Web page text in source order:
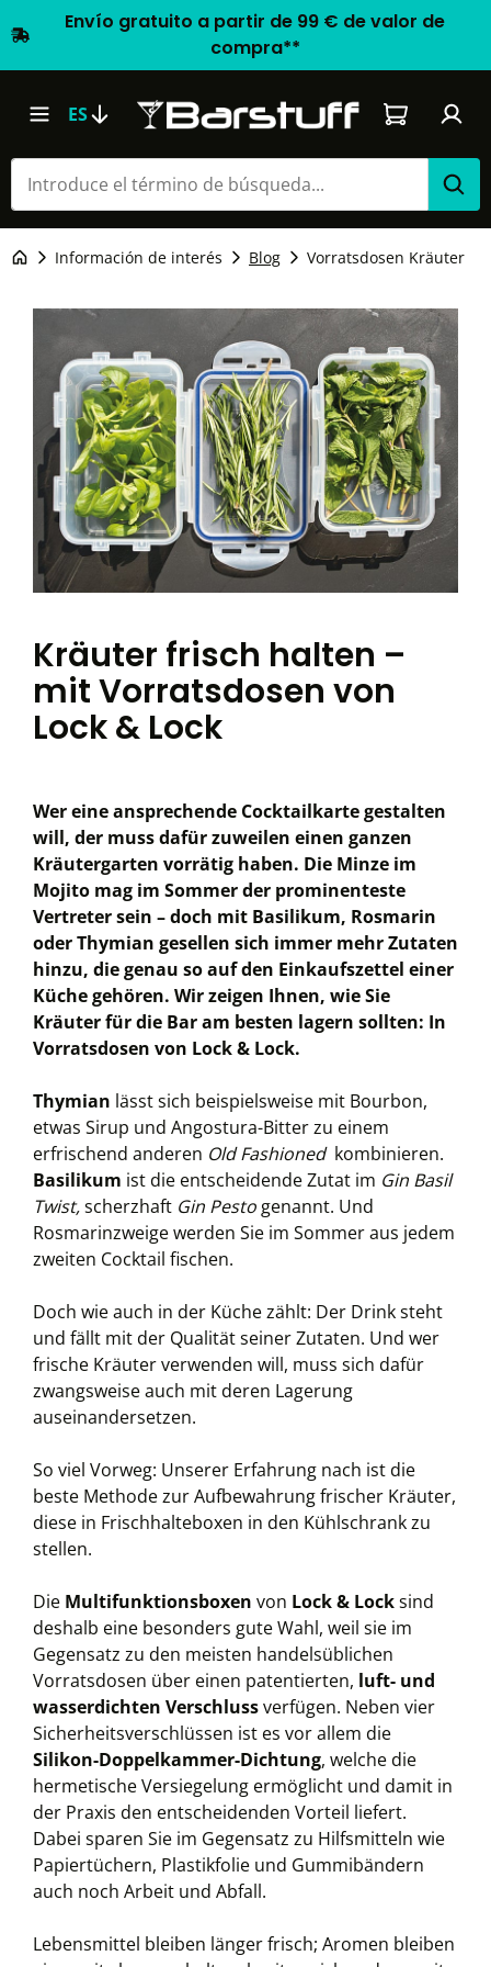
Envío gratuito a partir de 99 € de valor de
compra**
ES El carrito
Información de interés Blog Vorratsdosen Kräuter
Kräuter frisch halten –
mit Vorratsdosen von
Lock & Lock
Wer eine ansprechende Cocktailkarte gestalten
will, der muss dafür zuweilen einen ganzen
Kräutergarten vorrätig haben. Die Minze im
Mojito mag im Sommer der prominenteste
Vertreter sein – doch mit Basilikum, Rosmarin
oder Thymian gesellen sich immer mehr Zutaten
hinzu, die genau so auf den Einkaufszettel einer
Küche gehören. Wir zeigen Ihnen, wie Sie
Kräuter für die Bar am besten lagern sollten: In
Vorratsdosen von Lock & Lock.
Thymian lässt sich beispielsweise mit Bourbon,
etwas Sirup und Angostura-Bitter zu einem
erfrischend anderen Old Fashioned kombinieren.
Basilikum ist die entscheidende Zutat im Gin Basil
Twist,scherzhaft Gin Pesto genannt. Und
Rosmarinzweige werden Sie im Sommer aus jedem
zweiten Cocktail fischen.
Doch wie auch in der Küche zählt: Der Drink steht
und fällt mit der Qualität seiner Zutaten. Und wer
frische Kräuter verwenden will, muss sich dafür
zwangsweise auch mit deren Lagerung
auseinandersetzen.
So viel Vorweg: Unserer Erfahrung nach ist die
beste Methode zur Aufbewahrung frischer Kräuter,
diese in Frischhalteboxen in den Kühlschrank zu
stellen.
Die Multifunktionsboxen von Lock & Locksind
deshalb eine besonders gute Wahl, weil sie im
Gegensatz zu den meisten handelsüblichen
Vorratsdosen über einen patentierten, luft- und
wasserdichten Verschlussverfügen. Neben vier
Sicherheitsverschlüssen ist es vor allem die
Silikon-Doppelkammer-Dichtung, welche die
hermetische Versiegelung ermöglicht und damit in
der Praxis den entscheidenden Vorteil liefert.
Dabei sparen Sie im Gegensatz zu Hilfsmitteln wie
Papiertüchern, Plastikfolie und Gummibändern
auch noch Arbeit und Abfall.
Lebensmittel bleiben länger frisch; Aromen bleiben